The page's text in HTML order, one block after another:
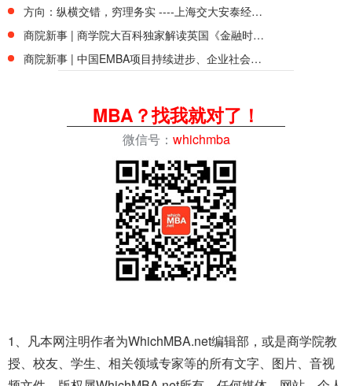
方向：纵横交错，穷理务实 ----上海交大安泰经管学院新任院长陈方若教授呼吁商学院模式改革
商院新事 | 商学院大百科独家解读英国《金融时报》2019全球管理硕士课程排名
商院新事 | 中国EMBA项目持续进步、企业社会责任引起重视 - 独家解读2019最新英国《金融时报》全球EMBA百强排名
MBA？找我就对了！
微信号： whichmba
1、凡本网注明作者为WhichMBA.net编辑部，或是商学院教
授、校友、学生、相关领域专家等的所有文字、图片、音视